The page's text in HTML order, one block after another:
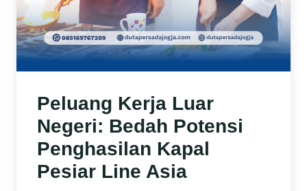
Peluang Kerja Luar
Negeri: Bedah Potensi
Penghasilan Kapal
Pesiar Line Asia